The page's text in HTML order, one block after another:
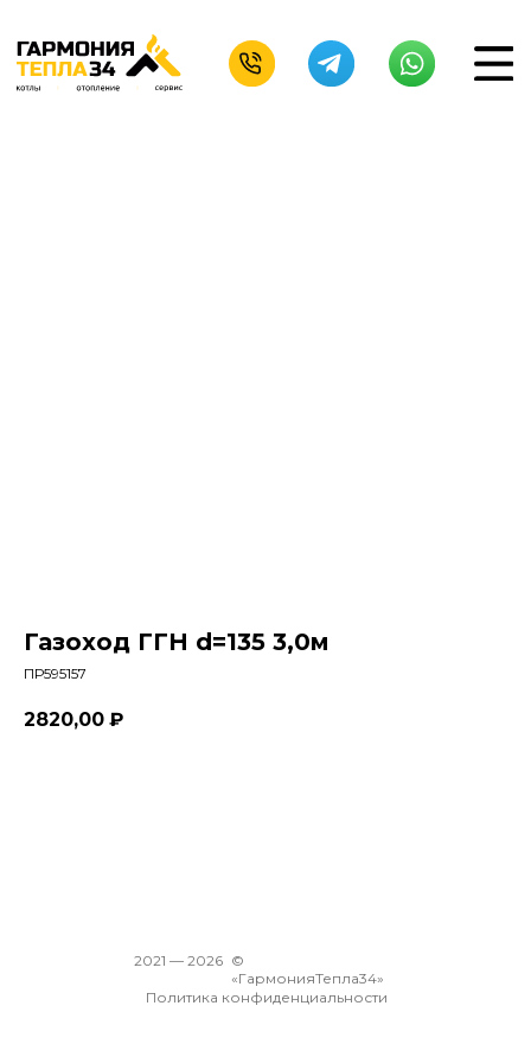
Газоход ГГН d=135 3,0м
ПР595157
2820,00 ₽
Политика конфиденциальности
©
«ГармонияТепла34»
2026
2021 —